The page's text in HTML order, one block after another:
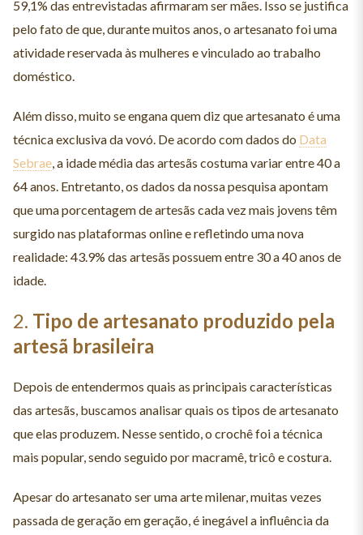
59,1% das entrevistadas afirmaram ser mães. Isso se justifica
pelo fato de que, durante muitos anos, o artesanato foi uma
atividade reservada às mulheres e vinculado ao trabalho
doméstico.
Além disso, muito se engana quem diz que artesanato é uma
técnica exclusiva da vovó. De acordo com dados do Data
Sebrae, a idade média das artesãs costuma variar entre 40 a
64 anos. Entretanto, os dados da nossa pesquisa apontam
que uma porcentagem de artesãs cada vez mais jovens têm
surgido nas plataformas online e refletindo uma nova
realidade: 43.9% das artesãs possuem entre 30 a 40 anos de
idade.
2. Tipo de artesanato produzido pela
artesã brasileira
Depois de entendermos quais as principais características
das artesãs, buscamos analisar quais os tipos de artesanato
que elas produzem. Nesse sentido, o crochê foi a técnica
mais popular, sendo seguido por macramê, tricô e costura.
Apesar do artesanato ser uma arte milenar, muitas vezes
passada de geração em geração, é inegável a influência da